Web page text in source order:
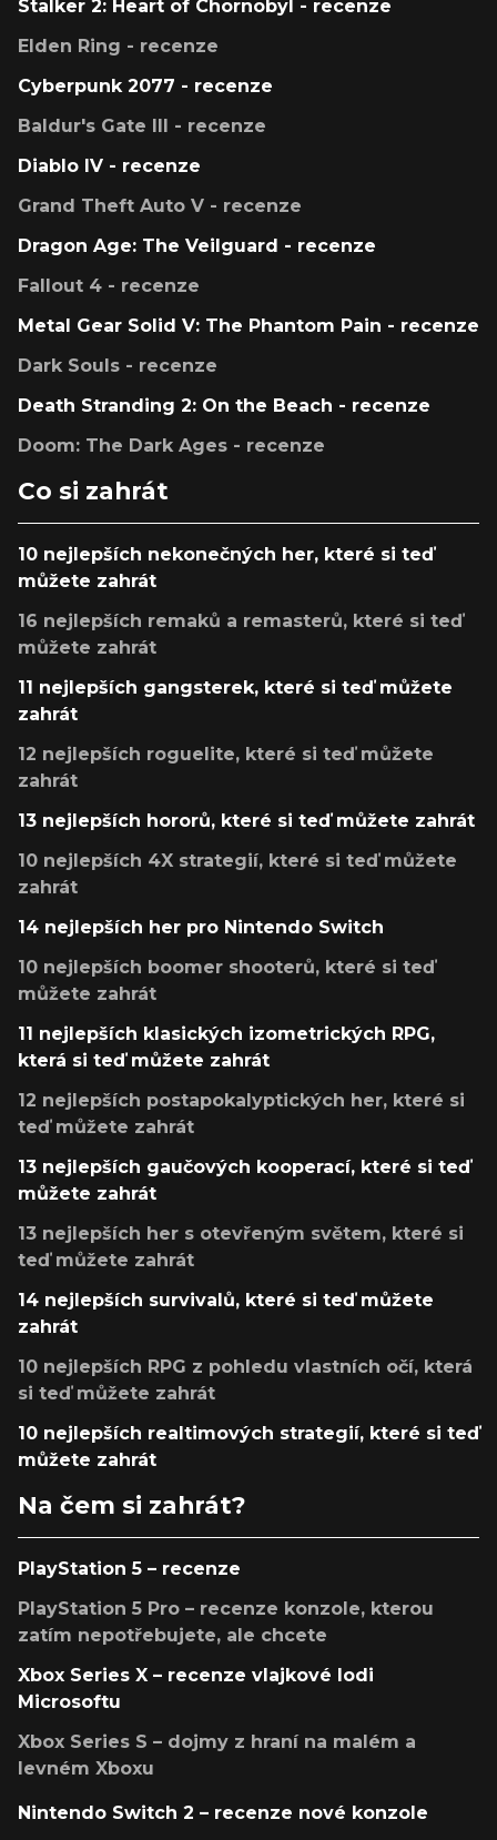
Stalker 2: Heart of Chornobyl - recenze
Elden Ring - recenze
Cyberpunk 2077 - recenze
Baldur's Gate III - recenze
Diablo IV - recenze
Grand Theft Auto V - recenze
Dragon Age: The Veilguard - recenze
Fallout 4 - recenze
Metal Gear Solid V: The Phantom Pain - recenze
Dark Souls - recenze
Death Stranding 2: On the Beach - recenze
Doom: The Dark Ages - recenze
Co si zahrát
10 nejlepších nekonečných her, které si teď
můžete zahrát
16 nejlepších remaků a remasterů, které si teď
můžete zahrát
11 nejlepších gangsterek, které si teď můžete
zahrát
12 nejlepších roguelite, které si teď můžete
zahrát
13 nejlepších hororů, které si teď můžete zahrát
10 nejlepších 4X strategií, které si teď můžete
zahrát
14 nejlepších her pro Nintendo Switch
10 nejlepších boomer shooterů, které si teď
můžete zahrát
11 nejlepších klasických izometrických RPG,
která si teď můžete zahrát
12 nejlepších postapokalyptických her, které si
teď můžete zahrát
13 nejlepších gaučových kooperací, které si teď
můžete zahrát
13 nejlepších her s otevřeným světem, které si
teď můžete zahrát
14 nejlepších survivalů, které si teď můžete
zahrát
10 nejlepších RPG z pohledu vlastních očí, která
si teď můžete zahrát
10 nejlepších realtimových strategií, které si teď
můžete zahrát
Na čem si zahrát?
PlayStation 5 – recenze
PlayStation 5 Pro – recenze konzole, kterou
zatím nepotřebujete, ale chcete
Xbox Series X – recenze vlajkové lodi
Microsoftu
Xbox Series S – dojmy z hraní na malém a
levném Xboxu
Nintendo Switch 2 – recenze nové konzole